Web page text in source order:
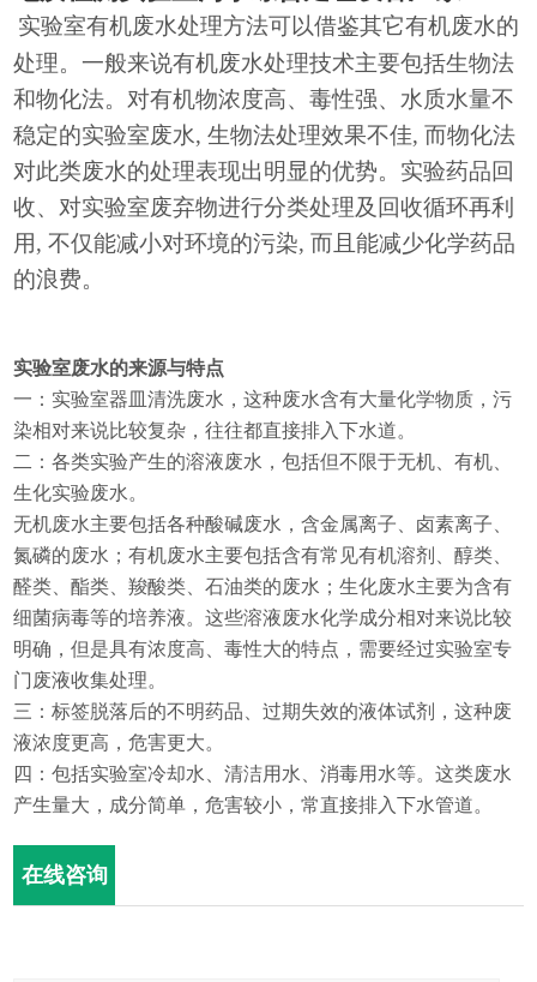
实验室有机废水处理方法可以借鉴其它有机废水的
处理。一般来说有机废水处理技术主要包括生物法
和物化法。对有机物浓度高、毒性强、水质水量不
稳定的实验室废水, 生物法处理效果不佳, 而物化法
对此类废水的处理表现出明显的优势。实验药品回
收、对实验室废弃物进行分类处理及回收循环再利
用, 不仅能减小对环境的污染, 而且能减少化学药品
的浪费。
实验室废水的来源与特点
一：实验室器皿清洗废水，这种废水含有大量化学物质，污
染相对来说比较复杂，往往都直接排入下水道。
二：各类实验产生的溶液废水，包括但不限于无机、有机、
生化实验废水。
无机废水主要包括各种酸碱废水，含金属离子、卤素离子、
氮磷的废水；有机废水主要包括含有常见有机溶剂、醇类、
醛类、酯类、羧酸类、石油类的废水；生化废水主要为含有
细菌病毒等的培养液。这些溶液废水化学成分相对来说比较
明确，但是具有浓度高、毒性大的特点，需要经过实验室专
门废液收集处理。
三：标签脱落后的不明药品、过期失效的液体试剂，这种废
液浓度更高，危害更大。
四：包括实验室冷却水、清洁用水、消毒用水等。这类废水
产生量大，成分简单，危害较小，常直接排入下水管道。
在线咨询